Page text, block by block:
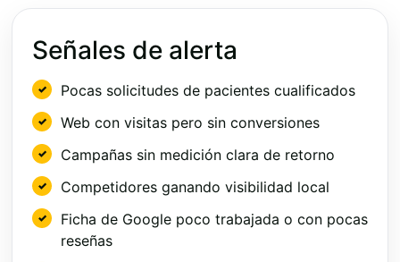
Señales de alerta
Pocas solicitudes de pacientes cualificados
Web con visitas pero sin conversiones
Campañas sin medición clara de retorno
Competidores ganando visibilidad local
Ficha de Google poco trabajada o con pocas
reseñas